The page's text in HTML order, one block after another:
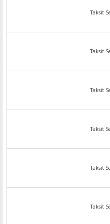
Taksit
Taksit
Taksit
Taksit
Taksit
Taksit